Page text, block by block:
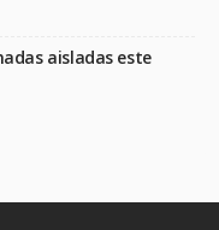
aisladas este